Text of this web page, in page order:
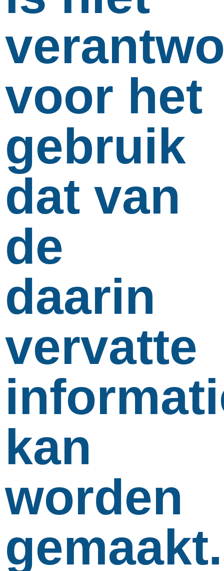
voor het
gebruik
dat van
de
daarin
vervatte
kan
worden
gemaakt.